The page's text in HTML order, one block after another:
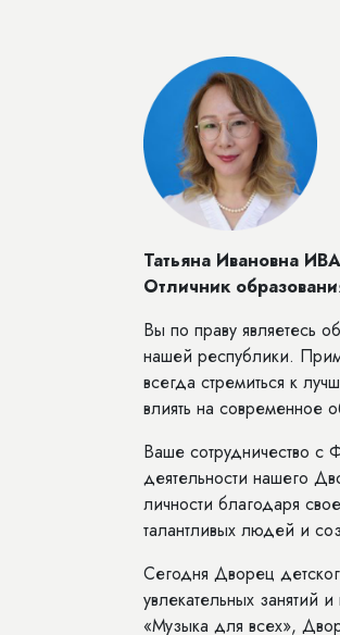
Татьяна Ивановна
Отличник
Вы по праву являетесь
нашей республики.
всегда стремиться к
влиять на современное
Ваше сотрудничество с
деятельности нашего
личности благодаря
талантливых людей и
Сегодня Дворец
увлекательных
«Музыка для всех»,